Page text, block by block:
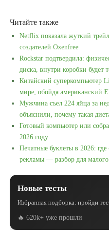
Читайте также
Netflix показала жуткий
создателей Oxenfree
Rockstar подтвердила:
диска, внутри коробки будет
Китайский суперкомпьютер
мире, обойдя американский
Мужчина съел 224 яйца за
объяснили, почему такая
Готовый компьютер или
2026 году
Печатные буклеты в 2026:
рекламы — разбор для малого
Новые тесты
Избранная подборка: пройди
🔥 620k+ уже прошли